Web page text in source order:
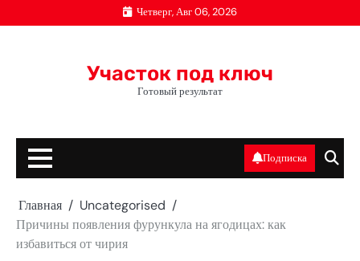
к
Четверг, Авг 06, 2026
Участок под ключ
Готовый результат
Подписка
Главная
Uncategorised
Причины появления фурункула на ягодицах: как
избавиться от чирия